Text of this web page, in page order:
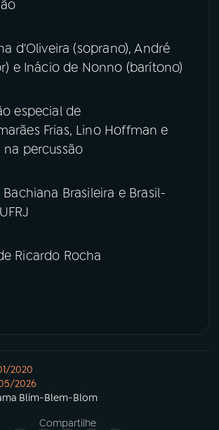
d'Oliveira (soprano), André
e Inácio de Nonno (barítono)
especial de
Frias, Lino Hoffman e
na percussão
Bachiana Brasileira e Brasil-
Ricardo Rocha
2020
2026
Blim-Blem-Blom
Compartilhe